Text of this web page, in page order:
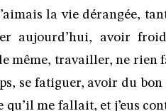
la vie dérangée,
aujourd’hui, avoir
même, travailler, ne rien
se fatiguer, avoir du bon
me fallait, et j’eus